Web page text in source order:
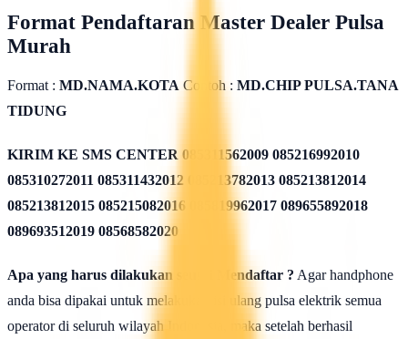
Format Pendaftaran Master Dealer Pulsa
Murah
Format : MD.NAMA.KOTA Contoh : MD.CHIP PULSA.TANA
TIDUNG
KIRIM KE SMS CENTER 085311562009 085216992010
085310272011 085311432012 085213782013 085213812014
085213812015 085215082016 085819962017 089655892018
089693512019 08568582020
Apa yang harus dilakukan seusai Mendaftar ? Agar handphone
anda bisa dipakai untuk melakukan isi ulang pulsa elektrik semua
operator di seluruh wilayah Indonesia, maka setelah berhasil